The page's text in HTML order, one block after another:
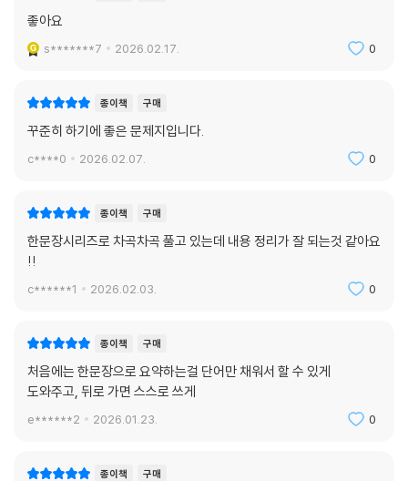
좋아요
s*******7 2026.02.17. 0
종이책 구매
꾸준히 하기에 좋은 문제지입니다.
c****0 2026.02.07. 0
종이책 구매
한문장시리즈로 차곡차곡 풀고 있는데 내용 정리가 잘 되는것 같아요
!!
c******1 2026.02.03. 0
종이책 구매
처음에는 한문장으로 요약하는걸 단어만 채워서 할 수 있게
도와주고, 뒤로 가면 스스로 쓰게
e******2 2026.01.23. 0
종이책 구매